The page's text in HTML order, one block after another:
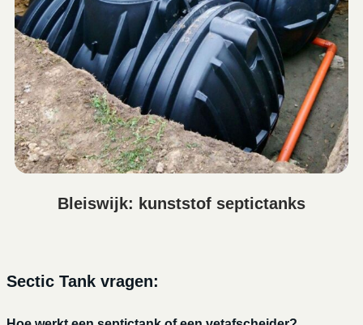
Bleiswijk: kunststof septictanks
Sectic Tank vragen: